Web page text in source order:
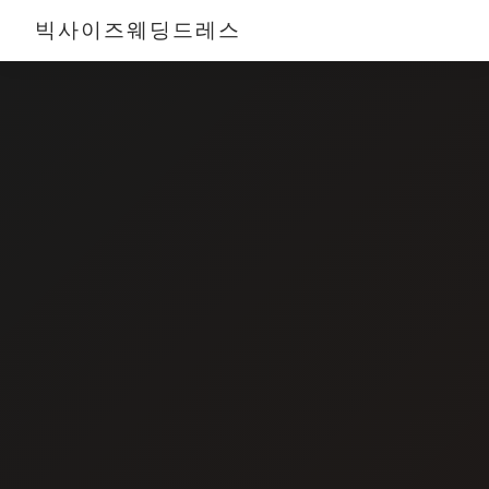
빅사이즈웨딩드레스